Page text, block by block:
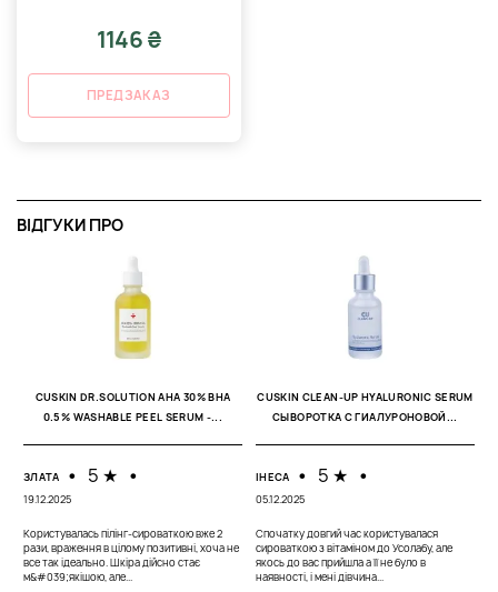
1146 ₴
ПРЕДЗАКАЗ
ВІДГУКИ ПРО
CUSKIN DR.SOLUTION AHA 30% BHA
0.5% WASHABLE PEEL SERUM -...
ЗЛАТА • 5 ★ •
19.12.2025
Користувалась пілінг-сироваткою вже 2
рази, враження в цілому позитивні, хоча не
все так ідеально. Шкіра дійсно стає
м&#039;якішою, але...
CUSKIN CLEAN-UP HYALURONIC SERUM
СЫВОРОТКА С ГИАЛУРОНОВОЙ...
ІНЕСА • 5 ★ •
05.12.2025
Спочатку довгий час користувалася
сироваткою з вітаміном до Усолабу, але
якось до вас прийшла а її не було в
наявності, і мені дівчина...